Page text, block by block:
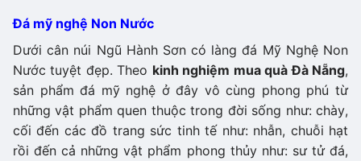
Đá mỹ nghệ Non Nước
Dưới cân núi Ngũ Hành Sơn có làng đá Mỹ Nghệ Non
Nước tuyệt đẹp. Theo kinh nghiệm mua quà Đà Nẵng,
sản phẩm đá mỹ nghệ ở đây vô cùng phong phú từ
những vật phẩm quen thuộc trong đời sống như: chày,
cối đến các đồ trang sức tinh tế như: nhẫn, chuỗi hạt
rồi đến cả những vật phẩm phong thủy như: sư tử đá,